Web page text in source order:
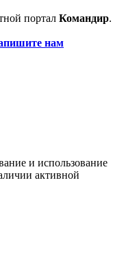
портал Командир.
нам
и использование
активной